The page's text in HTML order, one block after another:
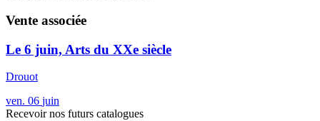
Vente associée
Le 6 juin, Arts du XXe siècle
Drouot
ven. 06 juin
Recevoir nos futurs catalogues